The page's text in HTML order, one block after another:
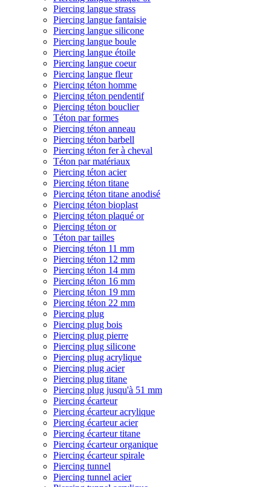
Piercing langue strass
Piercing langue fantaisie
Piercing langue silicone
Piercing langue boule
Piercing langue étoile
Piercing langue coeur
Piercing langue fleur
Piercing téton homme
Piercing téton pendentif
Piercing téton bouclier
Téton par formes
Piercing téton anneau
Piercing téton barbell
Piercing téton fer à cheval
Téton par matériaux
Piercing téton acier
Piercing téton titane
Piercing téton titane anodisé
Piercing téton bioplast
Piercing téton plaqué or
Piercing téton or
Téton par tailles
Piercing téton 11 mm
Piercing téton 12 mm
Piercing téton 14 mm
Piercing téton 16 mm
Piercing téton 19 mm
Piercing téton 22 mm
Piercing plug
Piercing plug bois
Piercing plug pierre
Piercing plug silicone
Piercing plug acrylique
Piercing plug acier
Piercing plug titane
Piercing plug jusqu'à 51 mm
Piercing écarteur
Piercing écarteur acrylique
Piercing écarteur acier
Piercing écarteur titane
Piercing écarteur organique
Piercing écarteur spirale
Piercing tunnel
Piercing tunnel acier